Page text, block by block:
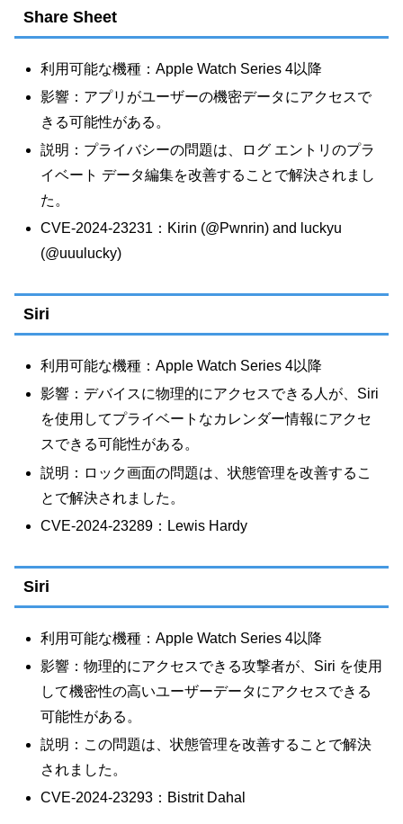
Share Sheet
利用可能な機種：Apple Watch Series 4以降
影響：アプリがユーザーの機密データにアクセスで
きる可能性がある。
説明：プライバシーの問題は、ログ エントリのプラ
イベート データ編集を改善することで解決されまし
た。
CVE-2024-23231：Kirin (@Pwnrin) and luckyu
(@uuulucky)
Siri
利用可能な機種：Apple Watch Series 4以降
影響：デバイスに物理的にアクセスできる人が、Siri
を使用してプライベートなカレンダー情報にアクセ
スできる可能性がある。
説明：ロック画面の問題は、状態管理を改善するこ
とで解決されました。
CVE-2024-23289：Lewis Hardy
Siri
利用可能な機種：Apple Watch Series 4以降
影響：物理的にアクセスできる攻撃者が、Siri を使用
して機密性の高いユーザーデータにアクセスできる
可能性がある。
説明：この問題は、状態管理を改善することで解決
されました。
CVE-2024-23293：Bistrit Dahal